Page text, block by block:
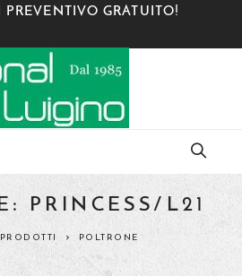
GRATUITO!
PRINCESS/L21
PRODOTTI POLTRONE